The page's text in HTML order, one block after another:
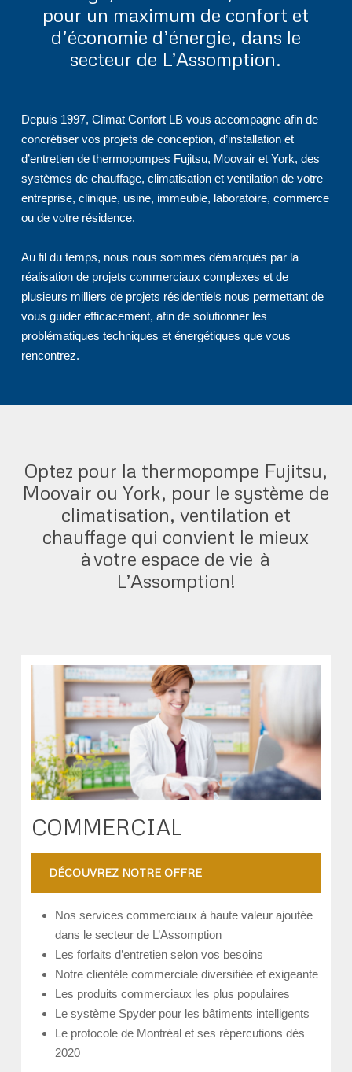
pour un maximum de confort et
d’économie d’énergie, dans le
secteur de L’Assomption.
Depuis 1997, Climat Confort LB vous accompagne afin de
concrétiser vos projets de conception, d’installation et
d’entretien de thermopompes Fujitsu, Moovair et York, des
systèmes de chauffage, climatisation et ventilation de votre
entreprise, clinique, usine, immeuble, laboratoire, commerce
ou de votre résidence.
Au fil du temps, nous nous sommes démarqués par la
réalisation de projets commerciaux complexes et de
plusieurs milliers de projets résidentiels nous permettant de
vous guider efficacement, afin de solutionner les
problématiques techniques et énergétiques que vous
rencontrez.
Optez pour la thermopompe Fujitsu,
Moovair ou York, pour le système de
climatisation, ventilation et
chauffage qui convient le mieux
à votre espace de vie à
L’Assomption!
COMMERCIAL
DÉCOUVREZ NOTRE OFFRE
Nos services commerciaux à haute valeur ajoutée
dans le secteur de L’Assomption
Les forfaits d’entretien selon vos besoins
Notre clientèle commerciale diversifiée et exigeante
Les produits commerciaux les plus populaires
Le système Spyder pour les bâtiments intelligents
Le protocole de Montréal et ses répercutions dès
2020